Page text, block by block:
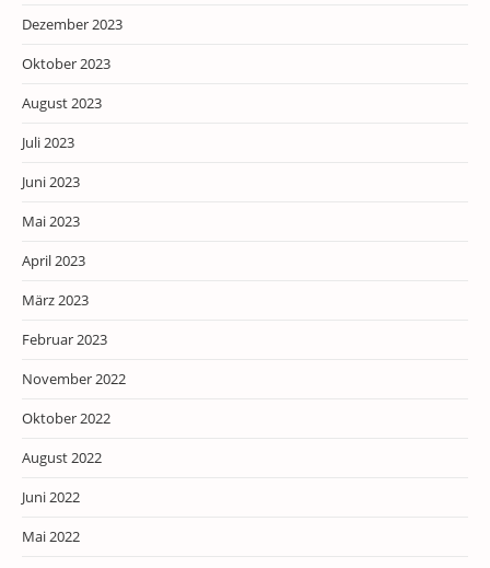
Dezember 2023
Oktober 2023
August 2023
Juli 2023
Juni 2023
Mai 2023
April 2023
März 2023
Februar 2023
November 2022
Oktober 2022
August 2022
Juni 2022
Mai 2022